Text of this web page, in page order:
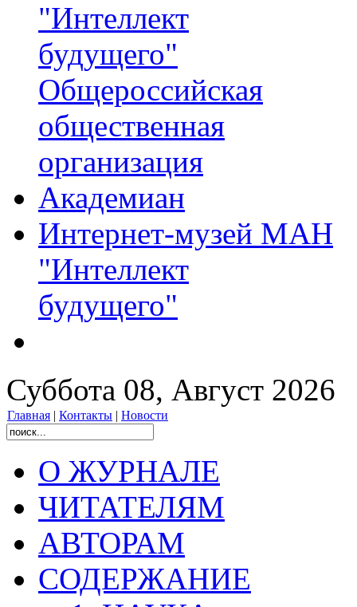
"Интеллект
будущего"
Общероссийская
общественная
организация
Академиан
Интернет-музей МАН
"Интеллект
будущего"
Суббота 08, Август 2026
Главная | Контакты | Новости
О ЖУРНАЛЕ
ЧИТАТЕЛЯМ
АВТОРАМ
СОДЕРЖАНИЕ